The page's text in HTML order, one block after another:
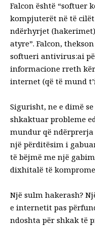
Falcon është “softuer
kompjuterët në të
ndërhyrjet
atyre”. Falcon,
softueri antivirus:ai
informacione rreth
internet (që të mund
Sigurisht, ne e dimë
shkaktuar probleme
mundur që
një përditësim i
të bëjmë me një
dixhitalë të
Një sulm hakerash?
e internetit pas
ndoshta për shkak të